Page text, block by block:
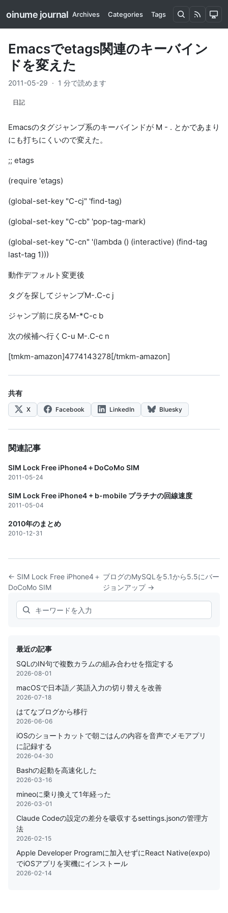
oinume journal Archives Categories Tags
Emacsでetags関連のキーバイン
ドを変えた
2011-05-29 · 1 分で読めます
日記
Emacsのタグジャンプ系のキーバインドが M - . とかであまり
にも打ちにくいので変えた。
;; etags
(require 'etags)
(global-set-key "C-cj" 'find-tag)
(global-set-key "C-cb" 'pop-tag-mark)
(global-set-key "C-cn" '(lambda () (interactive) (find-tag
last-tag 1)))
動作デフォルト変更後
タグを探してジャンプM-.C-c j
ジャンプ前に戻るM-*C-c b
次の候補へ行くC-u M-.C-c n
[tmkm-amazon]4774143278[/tmkm-amazon]
共有
X Facebook LinkedIn Bluesky
関連記事
SIM Lock Free iPhone4＋DoCoMo SIM
2011-05-24
SIM Lock Free iPhone4 + b-mobile プラチナの回線速度
2011-05-04
2010年のまとめ
2010-12-31
← SIM Lock Free iPhone4＋
DoCoMo SIM
ブログのMySQLを5.1から5.5にバー
ジョンアップ →
Search
最近の記事
SQLのIN句で複数カラムの組み合わせを指定する
2026-08-01
macOSで日本語／英語入力の切り替えを改善
2026-07-18
はてなブログから移行
2026-06-06
iOSのショートカットで朝ごはんの内容を音声でメモアプリ
に記録する
2026-04-30
Bashの起動を高速化した
2026-03-16
mineoに乗り換えて1年経った
2026-03-01
Claude Codeの設定の差分を吸収するsettings.jsonの管理方
法
2026-02-15
Apple Developer Programに加入せずにReact Native(expo)
でiOSアプリを実機にインストール
2026-02-14